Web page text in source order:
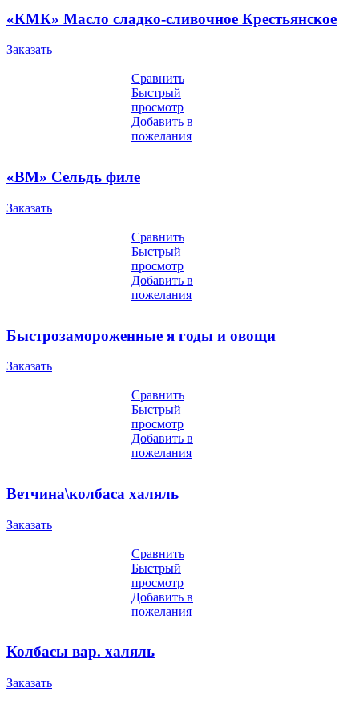
«КМК» Масло сладко-сливочное Крестьянское
Заказать
Сравнить
Быстрый
просмотр
Добавить в
пожелания
«ВМ» Сельдь филе
Заказать
Сравнить
Быстрый
просмотр
Добавить в
пожелания
Быстрозамороженные я годы и овощи
Заказать
Сравнить
Быстрый
просмотр
Добавить в
пожелания
Ветчина\колбаса халяль
Заказать
Сравнить
Быстрый
просмотр
Добавить в
пожелания
Колбасы вар. халяль
Заказать